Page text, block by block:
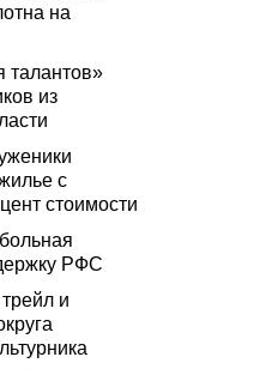
на
талантов»
из
с
стоимости
РФС
и